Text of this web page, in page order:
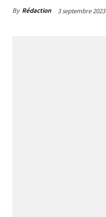
By Rédaction 3 septembre 2023